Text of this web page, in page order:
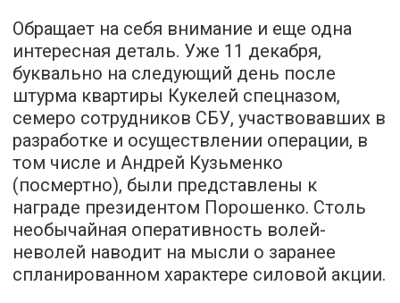
Обращает на себя внимание и еще одна
интересная деталь. Уже 11 декабря,
буквально на следующий день после
штурма квартиры Кукелей спецназом,
семеро сотрудников СБУ, участвовавших в
разработке и осуществлении операции, в
том числе и Андрей Кузьменко
(посмертно), были представлены к
награде президентом Порошенко. Столь
необычайная оперативность волей-
неволей наводит на мысли о заранее
спланированном характере силовой акции.